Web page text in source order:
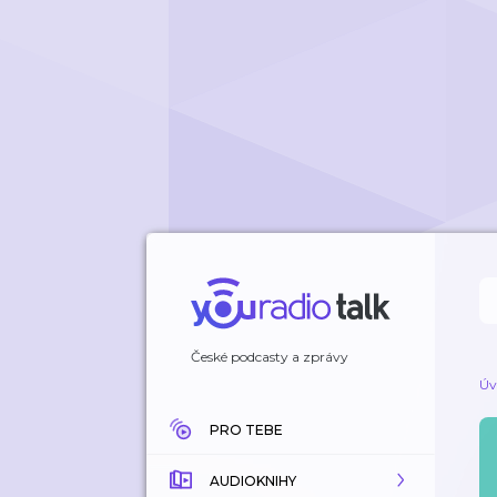
České podcasty a zprávy
PRO TEBE
AUDIOKNIHY